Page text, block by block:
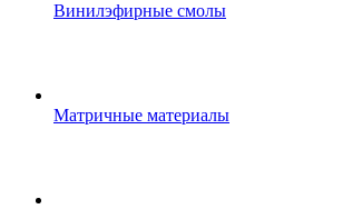
Винилэфирные смолы
Матричные материалы